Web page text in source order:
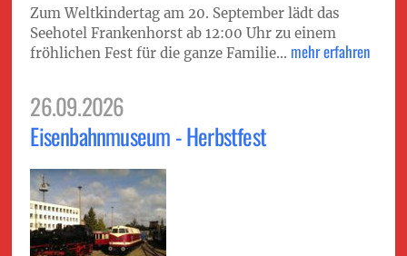
Zum Weltkindertag am 20. September lädt das
Seehotel Frankenhorst ab 12:00 Uhr zu einem
fröhlichen Fest für die ganze Familie... mehr erfahren
26.09.2026
Eisenbahnmuseum - Herbstfest